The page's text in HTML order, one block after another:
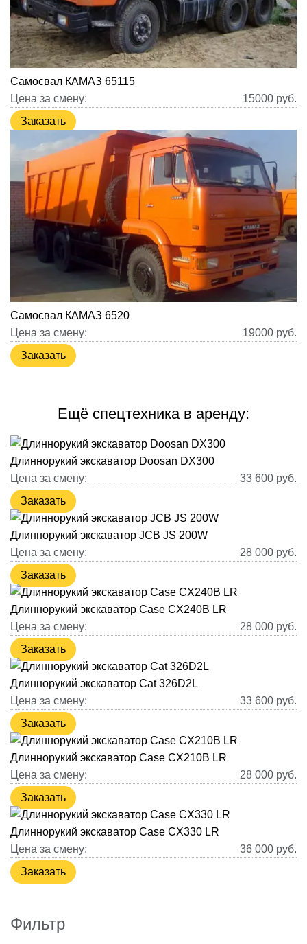
Фильтр
Самосвал КАМАЗ 65115
Цена за смену:
15000 руб.
Заказать
Самосвал КАМАЗ 6520
Цена за смену:
19000 руб.
Заказать
Ещё спецтехника в аренду:
Длиннорукий экскаватор Doosan DX300
Цена за смену:
33 600 руб.
Заказать
Длиннорукий экскаватор JCB JS 200W
Цена за смену:
28 000 руб.
Заказать
Длиннорукий экскаватор Case CX240B LR
Цена за смену:
28 000 руб.
Заказать
Длиннорукий экскаватор Cat 326D2L
Цена за смену:
33 600 руб.
Заказать
Длиннорукий экскаватор Case CX210B LR
Цена за смену:
28 000 руб.
Заказать
Длиннорукий экскаватор Case CX330 LR
Цена за смену:
36 000 руб.
Заказать